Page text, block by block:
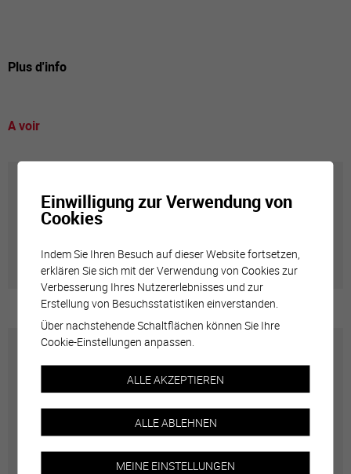
Plus d'info
A voir
Annuaire communal
Carte interactive
Géolocalisation de tous les points d'intérêt de la Ville
Einwilligung zur Verwendung von
Cookies
Indem Sie Ihren Besuch auf dieser Website fortsetzen,
erklären Sie sich mit der Verwendung von Cookies zur
Verbesserung Ihres Nutzererlebnisses und zur
Erstellung von Besuchsstatistiken einverstanden.
Über nachstehende Schaltflächen können Sie Ihre
Cookie-Einstellungen anpassen.
ALLE AKZEPTIEREN
ALLE ABLEHNEN
MEINE EINSTELLUNGEN